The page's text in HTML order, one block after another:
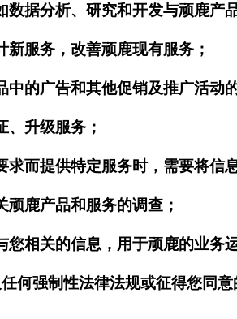
数据分析、研究和开发与顽鹿产
新服务，改善顽鹿现有服务；
中的广告和其他促销及推广活动
、升级服务；
求而提供特定服务时，需要将信
顽鹿产品和服务的调查；
您相关的信息，用于顽鹿的业务
何强制性法律法规或征得您同意